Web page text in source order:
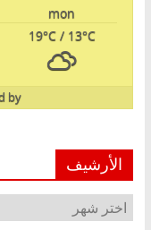
mon
19°C/ 13°C
by
الأرشيف
الأرشيف